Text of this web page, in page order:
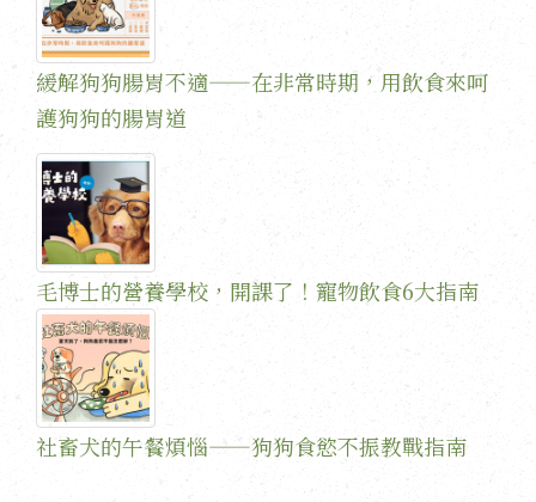
緩解狗狗腸胃不適——在非常時期，用飲食來呵
護狗狗的腸胃道
毛博士的營養學校，開課了！寵物飲食6大指南
社畜犬的午餐煩惱——狗狗食慾不振教戰指南